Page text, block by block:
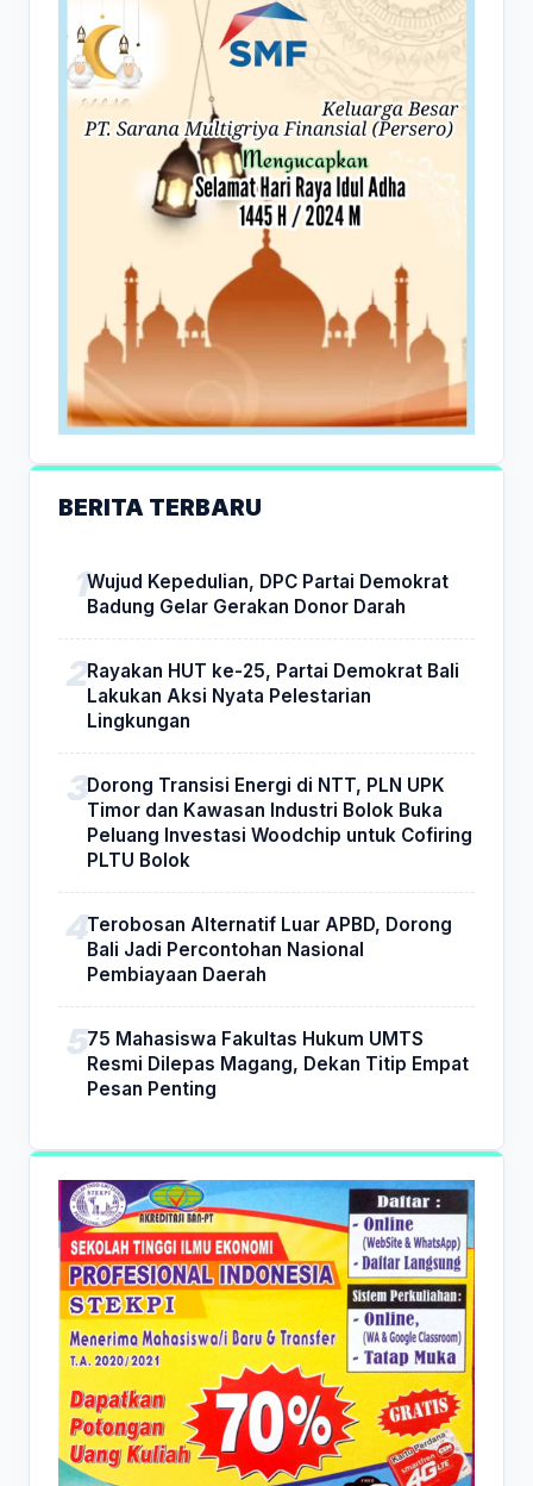
BERITA TERBARU
Wujud Kepedulian, DPC Partai Demokrat
Badung Gelar Gerakan Donor Darah
Rayakan HUT ke-25, Partai Demokrat Bali
Lakukan Aksi Nyata Pelestarian
Lingkungan
Dorong Transisi Energi di NTT, PLN UPK
Timor dan Kawasan Industri Bolok Buka
Peluang Investasi Woodchip untuk Cofiring
PLTU Bolok
Terobosan Alternatif Luar APBD, Dorong
Bali Jadi Percontohan Nasional
Pembiayaan Daerah
75 Mahasiswa Fakultas Hukum UMTS
Resmi Dilepas Magang, Dekan Titip Empat
Pesan Penting